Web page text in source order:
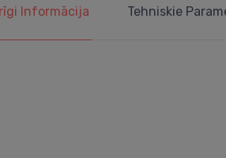
Informācija Tehniskie